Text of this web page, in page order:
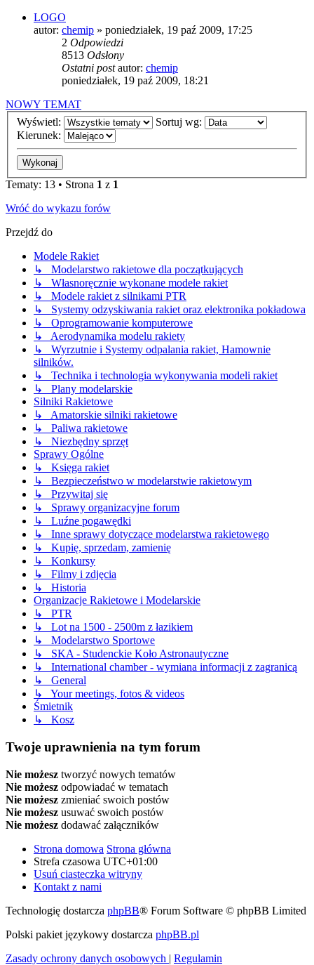
LOGO
autor: chemip » poniedziałek, 19 paź 2009, 17:25
2 Odpowiedzi
8513 Odsłony
Ostatni postautor: chemip
poniedziałek, 19 paź 2009, 18:21
NOWY TEMAT
Wyświetl:
Sortuj wg:
Kierunek:
Tematy: 13 • Strona 1 z 1
Wróć do wykazu forów
Przejdź do
Modele Rakiet
↳ Modelarstwo rakietowe dla początkujących
↳ Własnoręcznie wykonane modele rakiet
↳ Modele rakiet z silnikami PTR
↳ Systemy odzyskiwania rakiet oraz elektronika pokładowa
↳ Oprogramowanie komputerowe
↳ Aerodynamika modelu rakiety
↳ Wyrzutnie i Systemy odpalania rakiet, Hamownie
silników.
↳ Technika i technologia wykonywania modeli rakiet
↳ Plany modelarskie
Silniki Rakietowe
↳ Amatorskie silniki rakietowe
↳ Paliwa rakietowe
↳ Niezbędny sprzęt
Sprawy Ogólne
↳ Księga rakiet
↳ Bezpieczeństwo w modelarstwie rakietowym
↳ Przywitaj się
↳ Sprawy organizacyjne forum
↳ Luźne pogawędki
↳ Inne sprawy dotyczące modelarstwa rakietowego
↳ Kupię, sprzedam, zamienię
↳ Konkursy
↳ Filmy i zdjęcia
↳ Historia
Organizacje Rakietowe i Modelarskie
↳ PTR
↳ Lot na 1500 - 2500m z łazikiem
↳ Modelarstwo Sportowe
↳ SKA - Studenckie Koło Astronautyczne
↳ International chamber - wymiana informacji z zagranicą
↳ General
↳ Your meetings, fotos & videos
Śmietnik
↳ Kosz
Twoje uprawnienia na tym forum
Nie możesz tworzyć nowych tematów
Nie możesz odpowiadać w tematach
Nie możesz zmieniać swoich postów
Nie możesz usuwać swoich postów
Nie możesz dodawać załączników
Strona domowa Strona główna
Strefa czasowa UTC+01:00
Usuń ciasteczka witryny
Kontakt z nami
Technologię dostarcza phpBB® Forum Software © phpBB Limited
Polski pakiet językowy dostarcza phpBB.pl
Zasady ochrony danych osobowych | Regulamin